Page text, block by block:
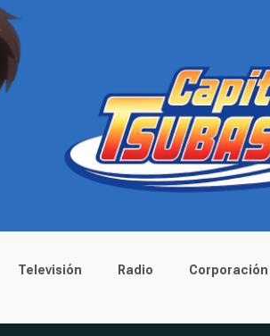
Televisión Radio Corporación